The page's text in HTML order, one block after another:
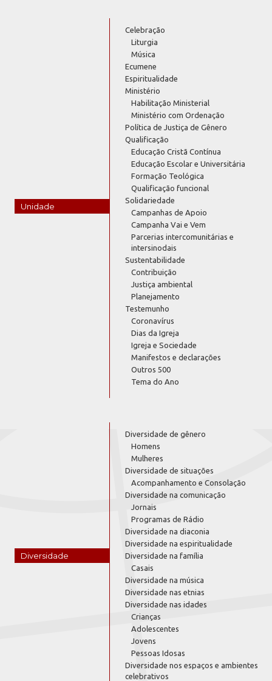
Unidade
Celebração
Liturgia
Música
Ecumene
Espiritualidade
Ministério
Habilitação Ministerial
Ministério com Ordenação
Política de Justiça de Gênero
Qualificação
Educação Cristã Contínua
Educação Escolar e Universitária
Formação Teológica
Qualificação funcional
Solidariedade
Campanhas de Apoio
Campanha Vai e Vem
Parcerias intercomunitárias e
intersinodais
Sustentabilidade
Contribuição
Justiça ambiental
Planejamento
Testemunho
Coronavírus
Dias da Igreja
Igreja e Sociedade
Manifestos e declarações
Outros 500
Tema do Ano
Diversidade
Diversidade de gênero
Homens
Mulheres
Diversidade de situações
Acompanhamento e Consolação
Diversidade na comunicação
Jornais
Programas de Rádio
Diversidade na diaconia
Diversidade na espiritualidade
Diversidade na família
Casais
Diversidade na música
Diversidade nas etnias
Diversidade nas idades
Crianças
Adolescentes
Jovens
Pessoas Idosas
Diversidade nos espaços e ambientes
celebrativos